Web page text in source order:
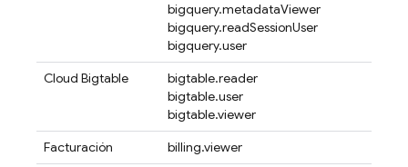
bigquery.metadataViewer
bigquery.readSessionUser
bigquery.user
Cloud Bigtable
bigtable.reader
bigtable.user
bigtable.viewer
Facturación
billing.viewer